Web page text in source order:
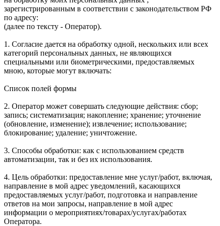
зарегистрированным в соответствии с законодательством РФ
по адресу:
(далее по тексту - Оператор).
1. Согласие дается на обработку одной, нескольких или всех
категорий персональных данных, не являющихся
специальными или биометрическими, предоставляемых
мною, которые могут включать:
Список полей формы
2. Оператор может совершать следующие действия: сбор;
запись; систематизация; накопление; хранение; уточнение
(обновление, изменение); извлечение; использование;
блокирование; удаление; уничтожение.
3. Способы обработки: как с использованием средств
автоматизации, так и без их использования.
4. Цель обработки: предоставление мне услуг/работ, включая,
направление в мой адрес уведомлений, касающихся
предоставляемых услуг/работ, подготовка и направление
ответов на мои запросы, направление в мой адрес
информации о мероприятиях/товарах/услугах/работах
Оператора.